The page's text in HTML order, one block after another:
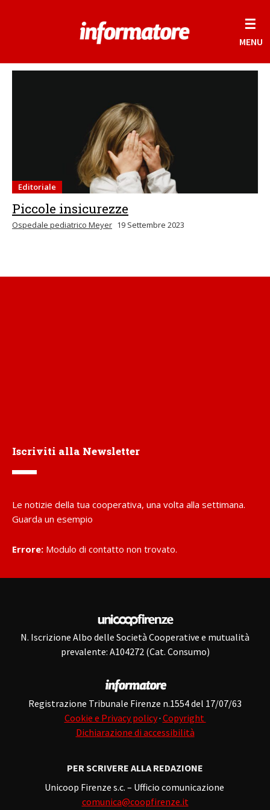
☰
MENU
Editoriale
Piccole insicurezze
Ospedale pediatrico Meyer 19 Settembre 2023
Iscriviti alla Newsletter
Le notizie della tua cooperativa, una volta alla settimana.
Guarda un esempio
Errore: Modulo di contatto non trovato.
N. Iscrizione Albo delle Società Cooperative e mutualità
prevalente: A104272 (Cat. Consumo)
Registrazione Tribunale Firenze n.1554 del 17/07/63
Cookie e Privacy policy· Copyright
Dichiarazione di accessibilità
PER SCRIVERE ALLA REDAZIONE
Unicoop Firenze s.c. – Ufficio comunicazione
comunica@coopfirenze.it